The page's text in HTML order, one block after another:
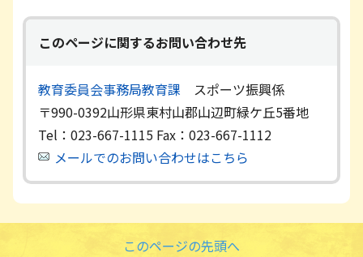
このページに関するお問い合わせ先
教育委員会事務局教育課
スポーツ振興係
〒990-0392山形県東村山郡山辺町緑ケ丘5番地
Tel：023-667-1115 Fax：023-667-1112
メールでのお問い合わせはこちら
このページの先頭へ